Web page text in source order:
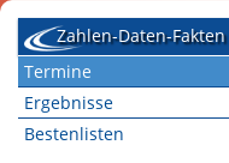
Zahlen-Daten-Fakten
Termine
Ergebnisse
Bestenlisten